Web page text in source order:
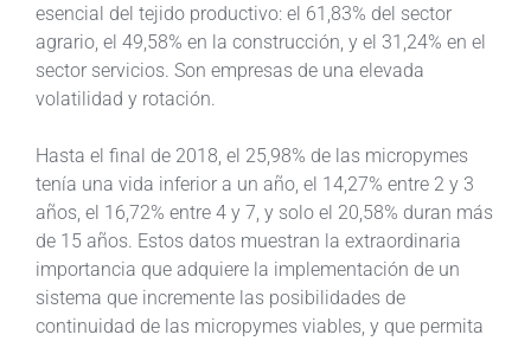
esencial del tejido productivo: el 61,83% del sector
agrario, el 49,58% en la construcción, y el 31,24% en el
sector servicios. Son empresas de una elevada
volatilidad y rotación.
Hasta el final de 2018, el 25,98% de las micropymes
tenía una vida inferior a un año, el 14,27% entre 2 y 3
años, el 16,72% entre 4 y 7, y solo el 20,58% duran más
de 15 años. Estos datos muestran la extraordinaria
importancia que adquiere la implementación de un
sistema que incremente las posibilidades de
continuidad de las micropymes viables, y que permita